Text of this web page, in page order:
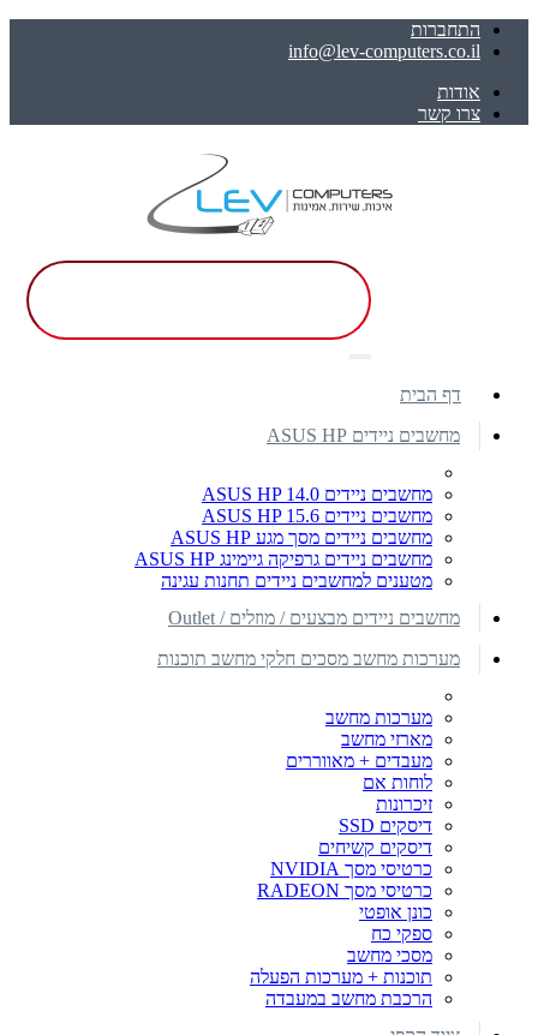
התחברות
info@lev-computers.co.il
אודות
צרו קשר
דף הבית
מחשבים ניידים ASUS HP
מחשבים ניידים ASUS HP 14.0
מחשבים ניידים ASUS HP 15.6
מחשבים ניידים מסך מגע ASUS HP
מחשבים ניידים גרפיקה גיימינג ASUS HP
מטענים למחשבים ניידים תחנות עגינה
מחשבים ניידים מבצעים / מוזלים / Outlet
מערכות מחשב מסכים חלקי מחשב תוכנות
מערכות מחשב
מארזי מחשב
מעבדים + מאווררים
לוחות אם
זיכרונות
דיסקים SSD
דיסקים קשיחים
כרטיסי מסך NVIDIA
כרטיסי מסך RADEON
כונן אופטי
ספקי כח
מסכי מחשב
תוכנות + מערכות הפעלה
הרכבת מחשב במעבדה